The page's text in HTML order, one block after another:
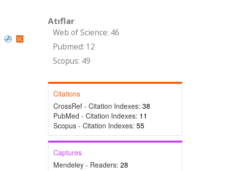
Atıflar
Web of Science: 46
Pubmed: 12
Scopus: 49
Citations
CrossRef - Citation Indexes: 38
PubMed - Citation Indexes: 11
Scopus - Citation Indexes: 55
Captures
Mendeley - Readers: 28